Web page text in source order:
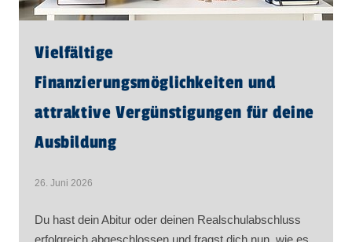
Vielfältige
Finanzierungsmöglichkeiten und
attraktive Vergünstigungen für deine
Ausbildung
26. Juni 2026
Du hast dein Abitur oder deinen Realschulabschluss
erfolgreich abgeschlossen und fragst dich nun, wie es